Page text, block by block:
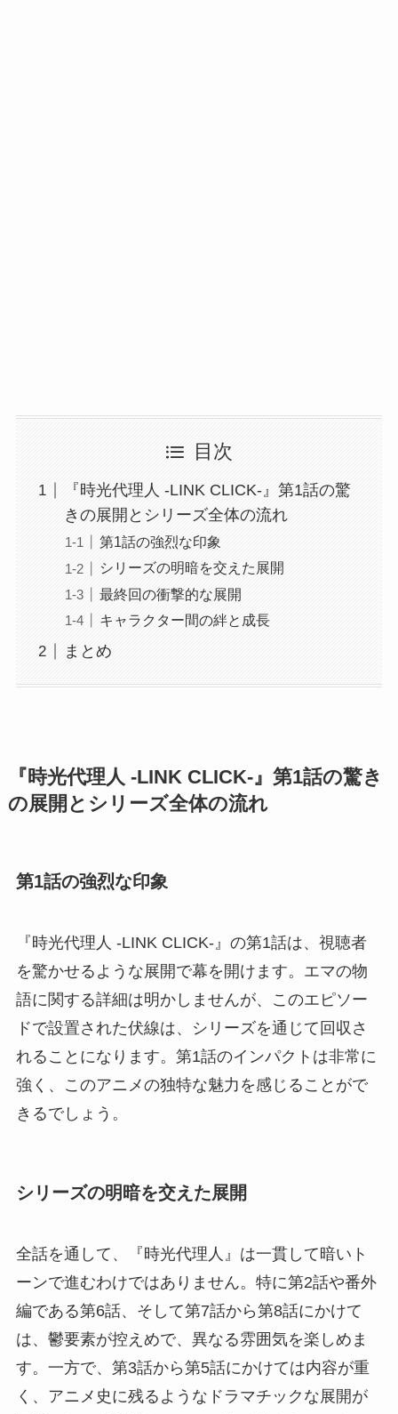
目次
『時光代理人 -LINK CLICK-』第1話の驚
きの展開とシリーズ全体の流れ
第1話の強烈な印象
シリーズの明暗を交えた展開
最終回の衝撃的な展開
キャラクター間の絆と成長
まとめ
『時光代理人 -LINK CLICK-』第1話の驚き
の展開とシリーズ全体の流れ
第1話の強烈な印象
『時光代理人 -LINK CLICK-』の第1話は、視聴者
を驚かせるような展開で幕を開けます。エマの物
語に関する詳細は明かしませんが、このエピソー
ドで設置された伏線は、シリーズを通じて回収さ
れることになります。第1話のインパクトは非常に
強く、このアニメの独特な魅力を感じることがで
きるでしょう。
シリーズの明暗を交えた展開
全話を通して、『時光代理人』は一貫して暗いト
ーンで進むわけではありません。特に第2話や番外
編である第6話、そして第7話から第8話にかけて
は、鬱要素が控えめで、異なる雰囲気を楽しめま
す。一方で、第3話から第5話にかけては内容が重
く、アニメ史に残るようなドラマチックな展開が